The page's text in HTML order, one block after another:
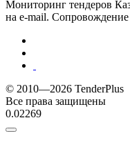
Мониторинг тендеров
на e-mail.
© 2010—2026 TenderPlus
Все права защищены
0.02269